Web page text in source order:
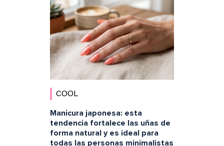
COOL
Manicura japonesa: esta
tendencia fortalece las uñas de
forma natural y es ideal para
todas las personas minimalistas